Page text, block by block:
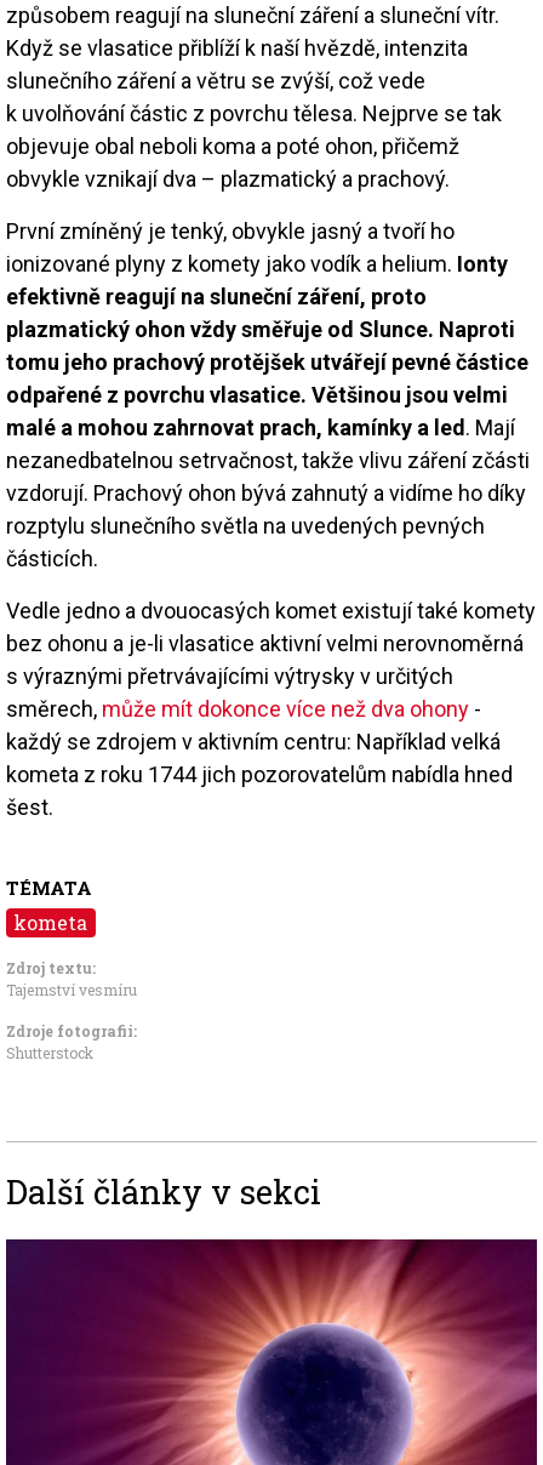
způsobem reagují na sluneční záření a sluneční vítr.
Když se vlasatice přiblíží k naší hvězdě, intenzita
slunečního záření a větru se zvýší, což vede
k uvolňování částic z povrchu tělesa. Nejprve se tak
objevuje obal neboli koma a poté ohon, přičemž
obvykle vznikají dva – plazmatický a prachový.
První zmíněný je tenký, obvykle jasný a tvoří ho
ionizované plyny z komety jako vodík a helium. Ionty
efektivně reagují na sluneční záření, proto
plazmatický ohon vždy směřuje od Slunce. Naproti
tomu jeho prachový protějšek utvářejí pevné částice
odpařené z povrchu vlasatice. Většinou jsou velmi
malé a mohou zahrnovat prach, kamínky a led. Mají
nezanedbatelnou setrvačnost, takže vlivu záření zčásti
vzdorují. Prachový ohon bývá zahnutý a vidíme ho díky
rozptylu slunečního světla na uvedených pevných
částicích.
Vedle jedno a dvouocasých komet existují také komety
bez ohonu a je-li vlasatice aktivní velmi nerovnoměrná
s výraznými přetrvávajícími výtrysky v určitých
směrech, může mít dokonce více než dva ohony -
každý se zdrojem v aktivním centru: Například velká
kometa z roku 1744 jich pozorovatelům nabídla hned
šest.
TÉMATA
kometa
Zdroj textu:
Tajemství vesmíru
Zdroje fotografii:
Shutterstock
Další články v sekci